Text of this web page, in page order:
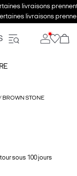
livraisons
livraisons
BROWN STONE
sous 100 jours